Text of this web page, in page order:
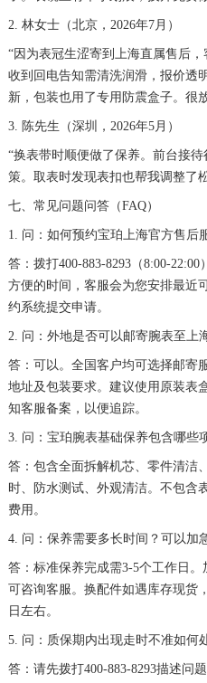
2. 林女士（北京，2026年7月）
“因为表冠生涩寄到上海直属售后
收到回电告知需清洗润滑，报价透
新，包装也用了专用防震盒子。很
3. 陈先生（深圳，2026年5月）
“换表带时顺便做了保养。前台接
策。取表时发现表扣也帮我调整了
七、常见问题问答（FAQ）
1. 问：如何预约宝珀上海官方售后
答：拨打400-883-8293（8:00-
方便的时间，客服会为您安排最近
约系统提交申请。
2. 问：外地是否可以邮寄腕表至上
答：可以。全国客户均可选择邮寄
地址及包装要求。建议使用原装表
知客服备案，以便追踪。
3. 问：宝珀腕表基础保养包含哪些
答：包含全面拆解机芯、零件清洁
时、防水测试、外观清洁。不包含
费用。
4. 问：保养需要多长时间？可以加
答：标准保养完成需3-5个工作日
可咨询客服。换配件如遇库存现货
日左右。
5. 问：质保期内出现走时不准如何
答：请先拨打400-883-8293描述问